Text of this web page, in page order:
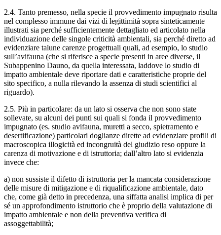
2.4. Tanto premesso, nella specie il provvedimento impugnato risulta
nel complesso immune dai vizi di legittimità sopra sinteticamente
illustrati sia perché sufficientemente dettagliato ed articolato nella
individuazione delle singole criticità ambientali, sia perché diretto ad
evidenziare talune carenze progettuali quali, ad esempio, lo studio
sull’avifauna (che si riferisce a specie presenti in aree diverse, il
Subappenino Dauno, da quella interessata, laddove lo studio di
impatto ambientale deve riportare dati e caratteristiche proprie del
sito specifico, a nulla rilevando la assenza di studi scientifici al
riguardo).
2.5. Più in particolare: da un lato si osserva che non sono state
sollevate, su alcuni dei punti sui quali si fonda il provvedimento
impugnato (es. studio avifauna, muretti a secco, spietramento e
desertificazione) particolari doglianze dirette ad evidenziare profili di
macroscopica illogicità ed incongruità del giudizio reso oppure la
carenza di motivazione e di istruttoria; dall’altro lato si evidenzia
invece che:
a) non sussiste il difetto di istruttoria per la mancata considerazione
delle misure di mitigazione e di riqualificazione ambientale, dato
che, come già detto in precedenza, una siffatta analisi implica di per
sé un approfondimento istruttorio che è proprio della valutazione di
impatto ambientale e non della preventiva verifica di
assoggettabilità;